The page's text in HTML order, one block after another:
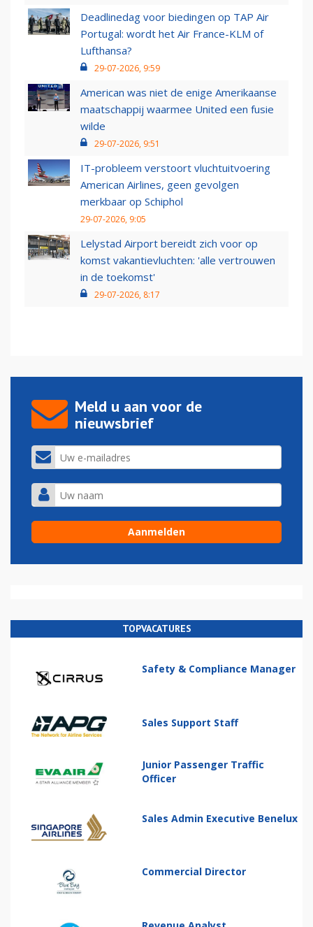
Deadlinedag voor biedingen op TAP Air
Portugal: wordt het Air France-KLM of
Lufthansa?
29-07-2026, 9:59
American was niet de enige Amerikaanse
maatschappij waarmee United een fusie
wilde
29-07-2026, 9:51
IT-probleem verstoort vluchtuitvoering
American Airlines, geen gevolgen
merkbaar op Schiphol
29-07-2026, 9:05
Lelystad Airport bereidt zich voor op
komst vakantievluchten: 'alle vertrouwen
in de toekomst'
29-07-2026, 8:17
Meld u aan voor de
nieuwsbrief
TOPVACATURES
Safety & Compliance Manager
Sales Support Staff
Junior Passenger Traffic
Officer
Sales Admin Executive Benelux
Commercial Director